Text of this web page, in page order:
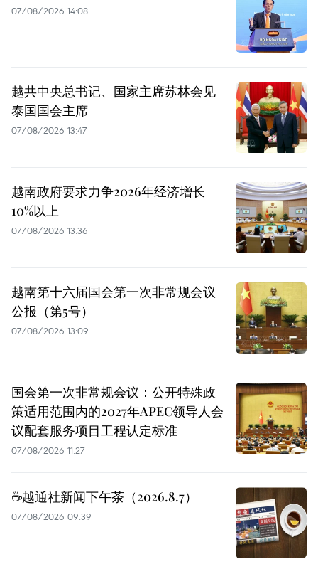
07/08/2026 14:08
越共中央总书记、国家主席苏林会见
泰国国会主席
07/08/2026 13:47
越南政府要求力争2026年经济增长
10%以上
07/08/2026 13:36
越南第十六届国会第一次非常规会议
公报（第5号）
07/08/2026 13:09
国会第一次非常规会议：公开特殊政
策适用范围内的2027年APEC领导人会
议配套服务项目工程认定标准
07/08/2026 11:27
☕️越通社新闻下午茶（2026.8.7）
07/08/2026 09:39